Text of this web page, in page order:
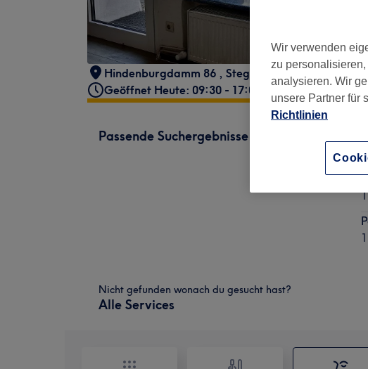
Hindenburgdamm 86 , Steglitz-Zehlendorf, Berlin
Geöffnet Heute: 09:30 - 17:00
Passende Suchergebnisse
Nicht gefunden wonach du gesucht hast?
Alle Services
Wir verwenden
zu
analysieren. Wir
unsere Partner für
Richtlinien